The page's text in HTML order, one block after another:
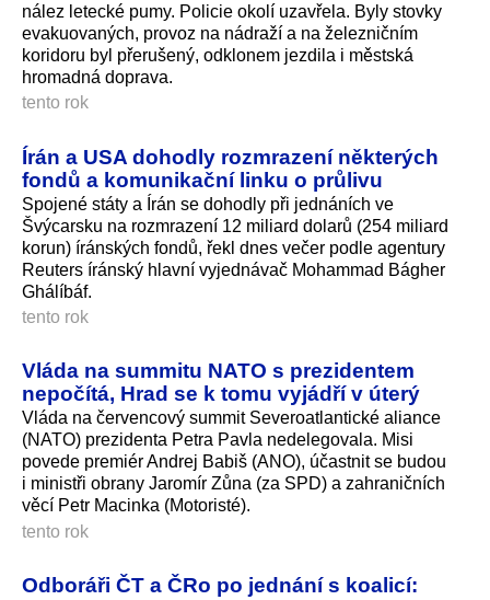
nález letecké pumy. Policie okolí uzavřela. Byly stovky
evakuovaných, provoz na nádraží a na železničním
koridoru byl přerušený, odklonem jezdila i městská
hromadná doprava.
tento rok
Írán a USA dohodly rozmrazení některých
fondů a komunikační linku o průlivu
Spojené státy a Írán se dohodly při jednáních ve
Švýcarsku na rozmrazení 12 miliard dolarů (254 miliard
korun) íránských fondů, řekl dnes večer podle agentury
Reuters íránský hlavní vyjednávač Mohammad Bágher
Ghálíbáf.
tento rok
Vláda na summitu NATO s prezidentem
nepočítá, Hrad se k tomu vyjádří v úterý
Vláda na červencový summit Severoatlantické aliance
(NATO) prezidenta Petra Pavla nedelegovala. Misi
povede premiér Andrej Babiš (ANO), účastnit se budou
i ministři obrany Jaromír Zůna (za SPD) a zahraničních
věcí Petr Macinka (Motoristé).
tento rok
Odboráři ČT a ČRo po jednání s koalicí: